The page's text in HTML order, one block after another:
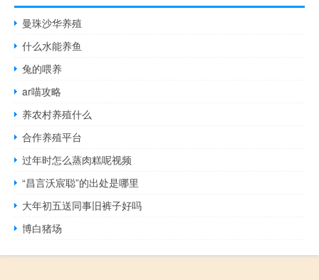
曼珠沙华养殖
什么水能养鱼
兔的喂养
ar喵攻略
养农村养殖什么
合作养殖平台
过年时怎么蒸肉糕呢视频
“昌言沃宸聪”的出处是哪里
大年初五送同事旧裤子好吗
博白猪场